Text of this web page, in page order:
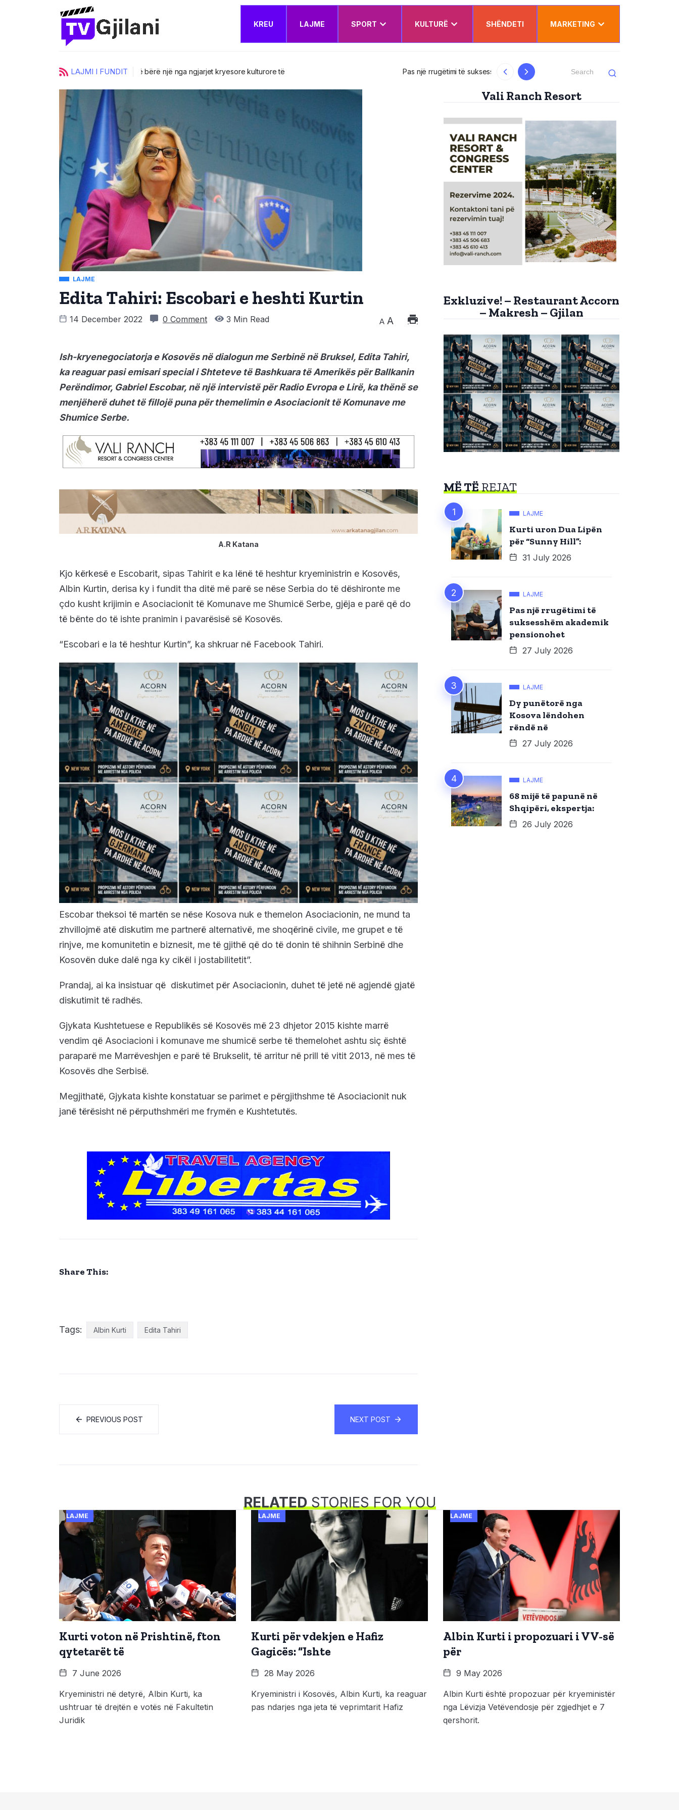
KREU LAJME SPORT KULTURË SHËNDETI MARKETING
LAJMI I FUNDIT Pas një rrugëtimi të suksesshëm akademik pensionohet Prof. Asoc. Dr. Nerxhivane Krasniqi Dy punëtorë nga Kosova lëndohen
LAJME
Edita Tahiri: Escobari e heshti Kurtin
14 December 2022 0 Comment 3 Min Read A A
Ish-kryenegociatorja e Kosovës në dialogun me Serbinë në Bruksel, Edita Tahiri,
ka reaguar pasi emisari special i Shteteve të Bashkuara të Amerikës për Ballkanin
Perëndimor, Gabriel Escobar, në një intervistë për Radio Evropa e Lirë, ka thënë se
menjëherë duhet të fillojë puna për themelimin e Asociacionit të Komunave me
Shumice Serbe.
A.R Katana
Kjo kërkesë e Escobarit, sipas Tahirit e ka lënë të heshtur kryeministrin e Kosovës,
Albin Kurtin, derisa ky i fundit tha ditë më parë se nëse Serbia do të dëshironte me
çdo kusht krijimin e Asociacionit të Komunave me Shumicë Serbe, gjëja e parë që do
të bënte do të ishte pranimin i pavarësisë së Kosovës.
“Escobari e la të heshtur Kurtin”, ka shkruar në Facebook Tahiri.
Escobar theksoi të martën se nëse Kosova nuk e themelon Asociacionin, ne mund ta
zhvillojmë atë diskutim me partnerë alternativë, me shoqërinë civile, me grupet e të
rinjve, me komunitetin e biznesit, me të gjithë që do të donin të shihnin Serbinë dhe
Kosovën duke dalë nga ky cikël i jostabilitetit”.
Prandaj, ai ka insistuar që diskutimet për Asociacionin, duhet të jetë në agjendë gjatë
diskutimit të radhës.
Gjykata Kushtetuese e Republikës së Kosovës më 23 dhjetor 2015 kishte marrë
vendim që Asociacioni i komunave me shumicë serbe të themelohet ashtu siç është
paraparë me Marrëveshjen e parë të Brukselit, të arritur në prill të vitit 2013, në mes të
Kosovës dhe Serbisë.
Megjithatë, Gjykata kishte konstatuar se parimet e përgjithshme të Asociacionit nuk
janë tërësisht në përputhshmëri me frymën e Kushtetutës.
Share This:
Tags: Albin Kurti Edita Tahiri
PREVIOUS POST NEXT POST
Vali Ranch Resort
Exkluzive! – Restaurant Accorn
– Makresh – Gjilan
MË TËREJAT
LAJME
Kurti uron Dua Lipën
për “Sunny Hill”:
31 July 2026
LAJME
Pas një rrugëtimi të
suksesshëm akademik
pensionohet
27 July 2026
LAJME
Dy punëtorë nga
Kosova lëndohen
rëndë në
27 July 2026
LAJME
68 mijë të papunë në
Shqipëri, ekspertja:
26 July 2026
RELATEDSTORIES FOR YOU
LAJME
Kurti voton në Prishtinë, fton
qytetarët të
7 June 2026
Kryeministri në detyrë, Albin Kurti, ka
ushtruar të drejtën e votës në Fakultetin
Juridik
LAJME
Kurti për vdekjen e Hafiz
Gagicës: “Ishte
28 May 2026
Kryeministri i Kosovës, Albin Kurti, ka reaguar
pas ndarjes nga jeta të veprimtarit Hafiz
LAJME
Albin Kurti i propozuari i VV-së
për
9 May 2026
Albin Kurti është propozuar për kryeministër
nga Lëvizja Vetëvendosje për zgjedhjet e 7
qershorit.